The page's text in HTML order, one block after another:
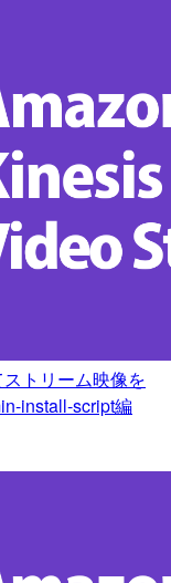
トリーム映像を
install-script編